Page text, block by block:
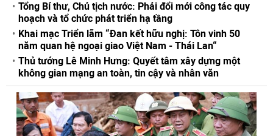
Tổng Bí thư, Chủ tịch nước: Phải đổi mới công tác quy
hoạch và tổ chức phát triển hạ tầng
Khai mạc Triển lãm “Đan kết hữu nghị: Tôn vinh 50
năm quan hệ ngoại giao Việt Nam - Thái Lan“
Thủ tướng Lê Minh Hưng: Quyết tâm xây dựng một
không gian mạng an toàn, tin cậy và nhân văn